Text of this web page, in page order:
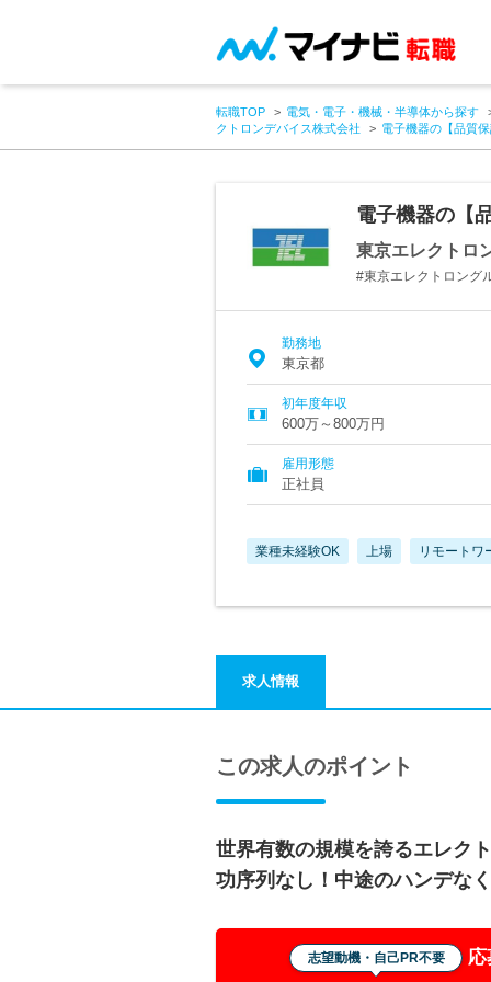
転職TOP
電気・電子・機械・半導体から探す
クトロンデバイス株式会社
電子機器の【品質
電子機器の【
東京エレクトロ
#東京エレクトロング
勤務地
東京都
初年度年収
600万～800万円
雇用形態
正社員
業種未経験OK 上場 リモートワ
求人情報
この求人のポイント
世界有数の規模を誇るエレク
功序列なし！中途のハンデな
志望動機・自己PR不要